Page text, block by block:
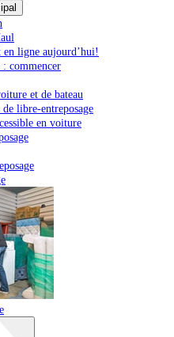
en ligne aujourd’hui!
commencer
et de bateau
libre-entreposage
en voiture